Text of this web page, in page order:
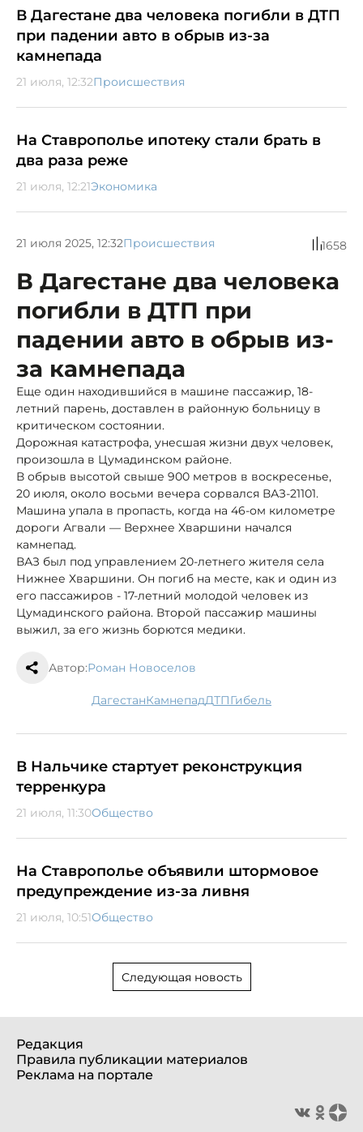
В Дагестане два человека погибли в ДТП
при падении авто в обрыв из-за
камнепада
21 июля, 12:32Происшествия
На Ставрополье ипотеку стали брать в
два раза реже
21 июля, 12:21Экономика
21 июля 2025, 12:32Происшествия 1658
В Дагестане два человека
погибли в ДТП при
падении авто в обрыв из-
за камнепада
Еще один находившийся в машине пассажир, 18-
летний парень, доставлен в районную больницу в
критическом состоянии.
Дорожная катастрофа, унесшая жизни двух человек,
произошла в Цумадинском районе.
В обрыв высотой свыше 900 метров в воскресенье,
20 июля, около восьми вечера сорвался ВАЗ-21101.
Машина упала в пропасть, когда на 46-ом километре
дороги Агвали — Верхнее Хваршини начался
камнепад.
ВАЗ был под управлением 20-летнего жителя села
Нижнее Хваршини. Он погиб на месте, как и один из
его пассажиров - 17-летний молодой человек из
Цумадинского района. Второй пассажир машины
выжил, за его жизнь борются медики.
Автор:Роман Новоселов
Дагестан камнепад ДТП гибель
В Нальчике стартует реконструкция
терренкура
21 июля, 11:30Общество
На Ставрополье объявили штормовое
предупреждение из-за ливня
21 июля, 10:51Общество
Следующая новость
Редакция
Правила публикации материалов
Реклама на портале